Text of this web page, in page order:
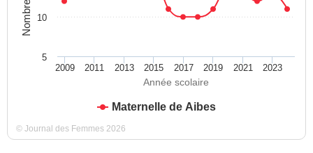
Année scolaire
Maternelle de Aibes
2009 2011 2013 2015 2017 2019 2021 2023
10
5
© Journal des Femmes 2026